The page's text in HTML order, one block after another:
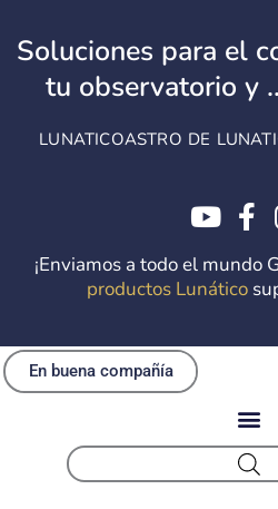
contenido
Soluciones para el
tu observatorio y
LUNATICOASTRO DE
¡Enviamos a todo el mundo
productos Lunático
En buena compañía